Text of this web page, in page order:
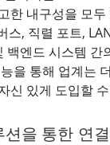
한 내구성을 모
스, 직렬 포트,
백엔드 시스템 간
을 통해 업계는
신 있게 도입할
을 통한 연